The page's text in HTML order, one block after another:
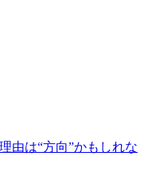
由は“方向”かもしれな